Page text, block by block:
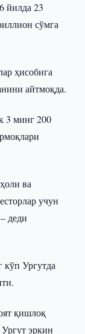
йилда 23
сўмга
ҳисобига
айтмоқда.
3 минг 200
ва
учун
деди
кўп Ургутда
қишлоқ
эркин